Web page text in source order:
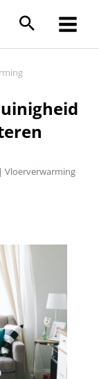
Main
| Vloerverwarming